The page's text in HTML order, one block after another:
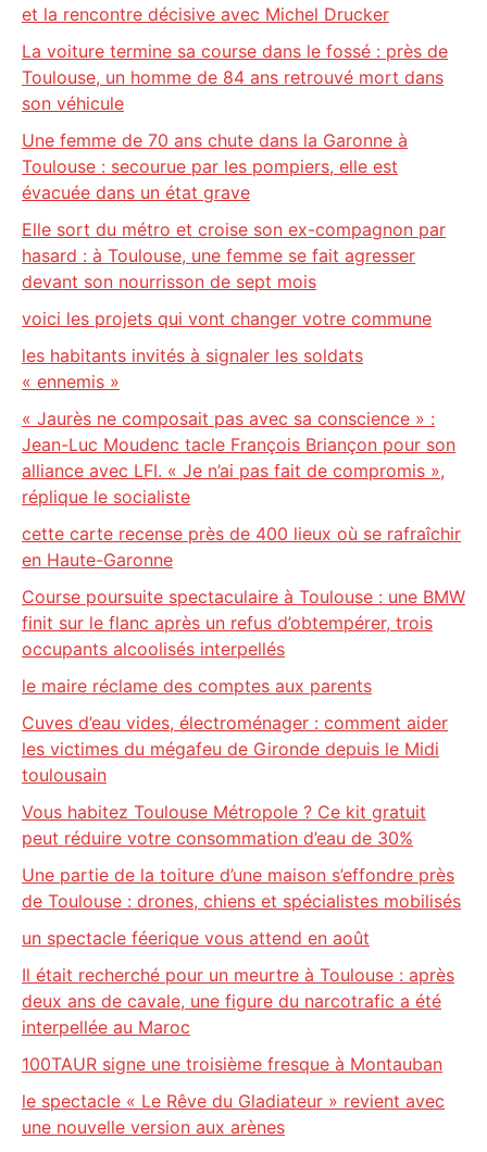
et la rencontre décisive avec Michel Drucker
La voiture termine sa course dans le fossé : près de
Toulouse, un homme de 84 ans retrouvé mort dans
son véhicule
Une femme de 70 ans chute dans la Garonne à
Toulouse : secourue par les pompiers, elle est
évacuée dans un état grave
Elle sort du métro et croise son ex-compagnon par
hasard : à Toulouse, une femme se fait agresser
devant son nourrisson de sept mois
voici les projets qui vont changer votre commune
les habitants invités à signaler les soldats
« ennemis »
« Jaurès ne composait pas avec sa conscience » :
Jean-Luc Moudenc tacle François Briançon pour son
alliance avec LFI. « Je n’ai pas fait de compromis »,
réplique le socialiste
cette carte recense près de 400 lieux où se rafraîchir
en Haute-Garonne
Course poursuite spectaculaire à Toulouse : une BMW
finit sur le flanc après un refus d’obtempérer, trois
occupants alcoolisés interpellés
le maire réclame des comptes aux parents
Cuves d’eau vides, électroménager : comment aider
les victimes du mégafeu de Gironde depuis le Midi
toulousain
Vous habitez Toulouse Métropole ? Ce kit gratuit
peut réduire votre consommation d’eau de 30%
Une partie de la toiture d’une maison s’effondre près
de Toulouse : drones, chiens et spécialistes mobilisés
un spectacle féerique vous attend en août
Il était recherché pour un meurtre à Toulouse : après
deux ans de cavale, une figure du narcotrafic a été
interpellée au Maroc
100TAUR signe une troisième fresque à Montauban
le spectacle « Le Rêve du Gladiateur » revient avec
une nouvelle version aux arènes